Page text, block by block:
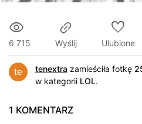
6 715 Wyślij Ulubione
tenextra zamieściła fotkę
w kategorii LOL.
1 KOMENTARZ